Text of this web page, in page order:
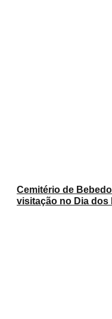
Cemitério de
visitação no Dia dos